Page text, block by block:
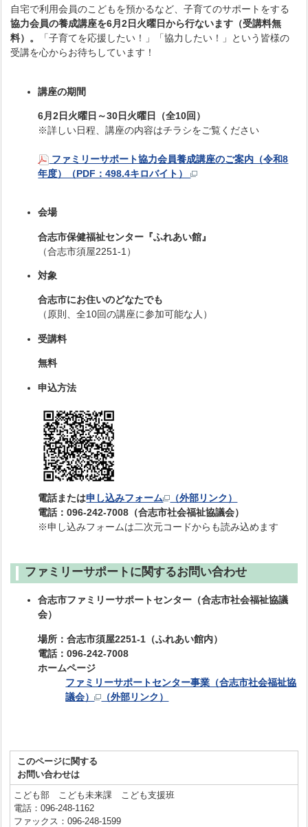
自宅で利用会員のこどもを預かるなど、子育てのサポートをする
協力会員の養成講座を6月2日火曜日から行ないます（受講料無
料）。
「子育てを応援したい！」「協力したい！」という皆様の
受講を心からお待ちしています！
講座の期間
6月2日火曜日～30日 火曜日（全10回）
※詳しい日程、講座の内容はチラシをご覧ください
ファミリーサポート協力会員養成講座のご案内（令和8
年度）（PDF：498.4キロバイト）
会場
合志市保健福祉センター『ふれあい館』
（合志市須屋2251-1）
対象
合志市にお住いのどなたでも
（原則、全10回の講座に参加可能な人）
受講料
無料
申込方法
電話または申し込みフォーム
（外部リンク）
電話：096-242-7008（合志市社会福祉協議会）
※申し込みフォームは二次元コードからも読み込めます
ファミリーサポートに関するお問い合わせ
合志市ファミリーサポートセンター（合志市社会福祉協議
会）
場所：合志市須屋2251-1（ふれあい館内）
電話：096-242-7008
ホームページ
ファミリーサポートセンター事業（合志市社会福祉協
議会）
（外部リンク）
このページに関する
お問い合わせは
こども部 こども未来課 こども支援班
電話：096-248-1162
ファックス：096-248-1599